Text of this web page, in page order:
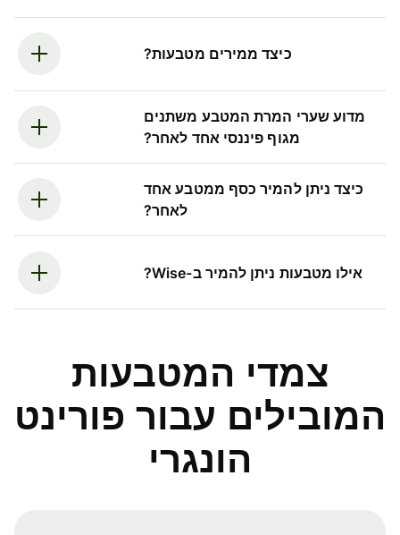
כיצד ממירים מטבעות?
מדוע שערי המרת המטבע משתנים
מגוף פיננסי אחד לאחר?
כיצד ניתן להמיר כסף ממטבע אחד
לאחר?
אילו מטבעות ניתן להמיר ב-Wise?
צמדי המטבעות
המובילים עבור פורינט
הונגרי